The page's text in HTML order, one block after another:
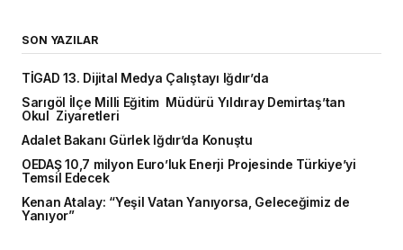
SON YAZILAR
TİGAD 13. Dijital Medya Çalıştayı Iğdır’da
Sarıgöl İlçe Milli Eğitim Müdürü Yıldıray Demirtaş’tan
Okul Ziyaretleri
Adalet Bakanı Gürlek Iğdır’da Konuştu
OEDAŞ 10,7 milyon Euro’luk Enerji Projesinde Türkiye’yi
Temsil Edecek
Kenan Atalay: “Yeşil Vatan Yanıyorsa, Geleceğimiz de
Yanıyor”